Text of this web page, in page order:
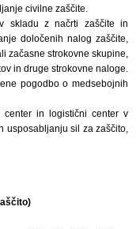
civilne zaščite.
skladu z načrti zaščite in
določenih nalog zaščite,
začasne strokovne skupine,
in druge strokovne naloge.
pogodbo o medsebojnih
center in logistični center v
usposabljanju sil za zaščito,